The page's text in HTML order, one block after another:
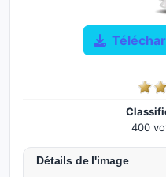
400
Détails de l'image